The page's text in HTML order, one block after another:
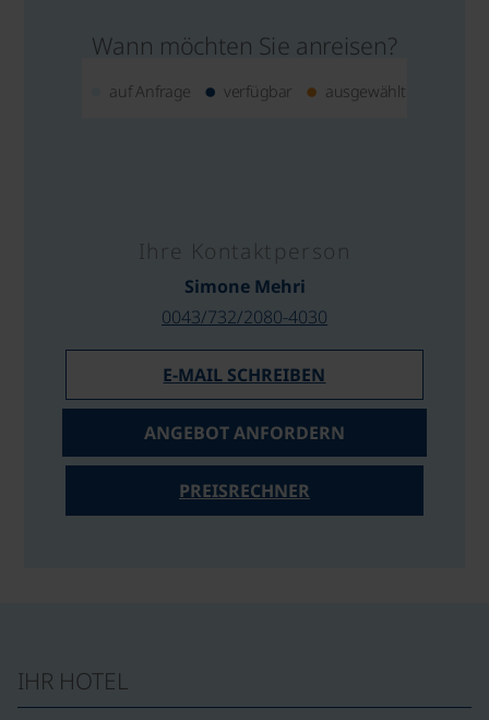
Wann möchten Sie anreisen?
auf Anfrage verfügbar ausgewählt
Ihre Kontaktperson
Simone Mehri
0043/732/2080-4030
E-MAIL SCHREIBEN
ANGEBOT ANFORDERN
PREISRECHNER
IHR HOTEL